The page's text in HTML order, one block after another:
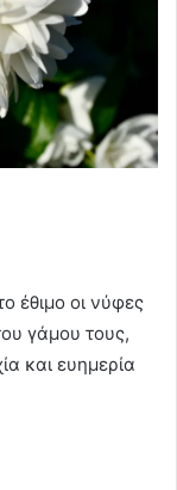
έθιμο οι νύφες
γάμου τους,
και ευημερία